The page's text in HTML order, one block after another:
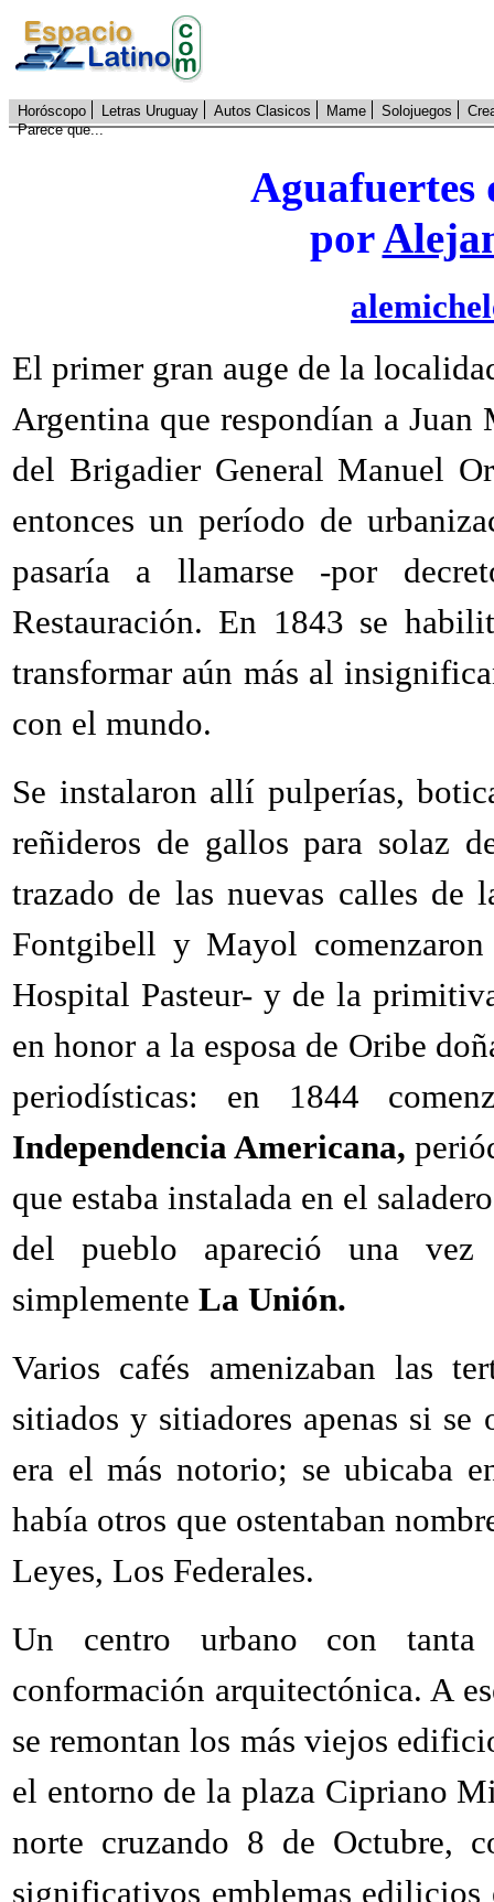
Horóscopo Letras Uruguay Autos Clasicos Mame Solojuegos
Parece que...
Aguafuertes
por
El primer gran auge de la
Argentina que respondían a Juan
del Brigadier General Manuel
entonces un período de
pasaría a llamarse -por
Restauración. En 1843 se
transformar aún más al
con el mundo.
Se instalaron allí pulperías,
reñideros de gallos para solaz
trazado de las nuevas calles
Fontgibell y Mayol
Hospital Pasteur- y de la
en honor a la esposa de Oribe
periodísticas: en 1844
Independencia Americana,
que estaba instalada en el
del pueblo apareció una
simplemente La Unión.
Varios cafés amenizaban las
sitiados y sitiadores apenas si
era el más notorio; se ubicaba
había otros que ostentaban
Leyes, Los Federales.
Un centro urbano con tanta
conformación arquitectónica. A
se remontan los más viejos
el entorno de la plaza Cipriano
norte cruzando 8 de Octubre,
significativos emblemas edilicios